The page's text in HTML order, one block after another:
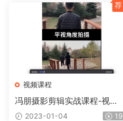
视频课程
冯朋摄影剪辑实战课程-视频
课程2023-01-04 19
荐